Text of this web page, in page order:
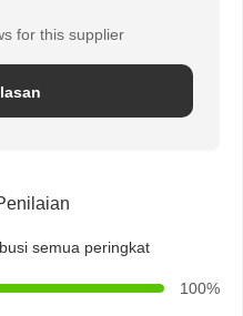
for this supplier
semua peringkat
100%